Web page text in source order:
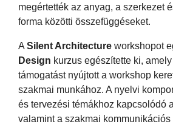
megértették az anyag, a szerkezet
forma közötti összefüggéseket.
A Silent Architecture workshopot
Design kurzus egészítette ki,
támogatást nyújtott a workshop
szakmai munkához. A nyelvi
és tervezési témákhoz kapcsolódó
valamint a szakmai